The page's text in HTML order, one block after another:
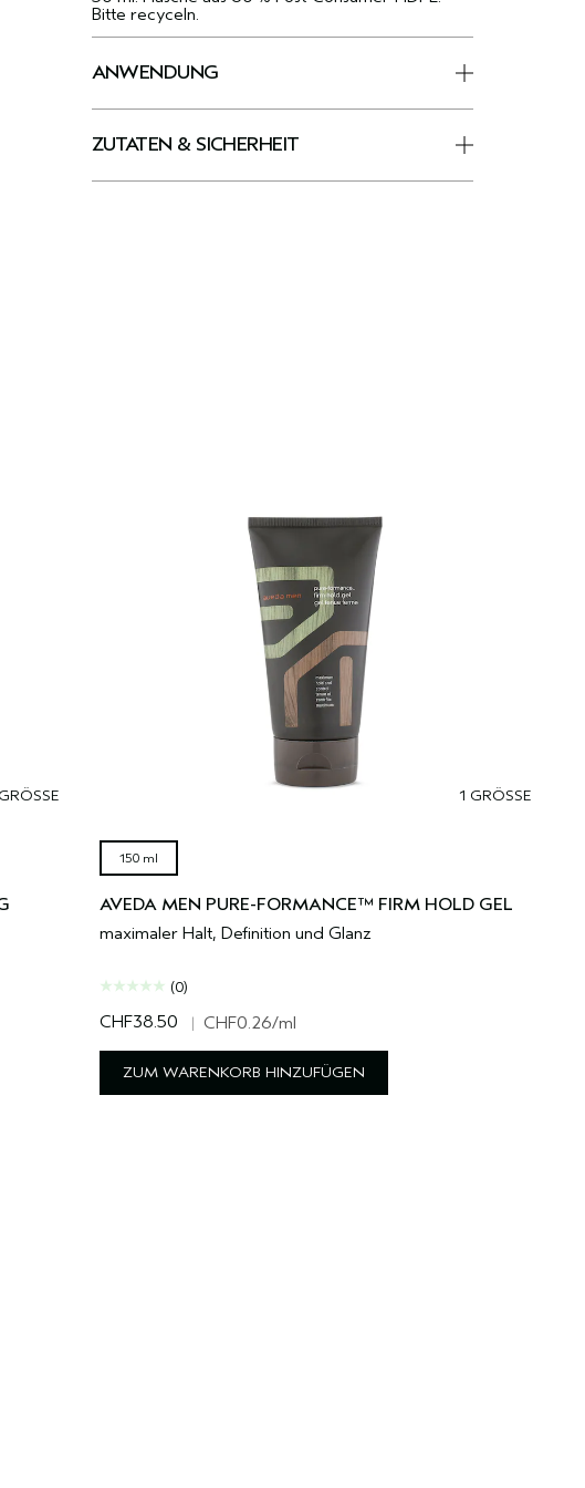
Bitte recyceln.
ANWENDUNG
ZUTATEN & SICHERHEIT
1 GRÖSSE
150 ml
AVEDA MEN PURE-FORMANCE™ FIRM HOLD GEL
maximaler Halt, Definition und Glanz
(0)
CHF38.50 | CHF0.26/ml
ZUM WARENKORB HINZUFÜGEN